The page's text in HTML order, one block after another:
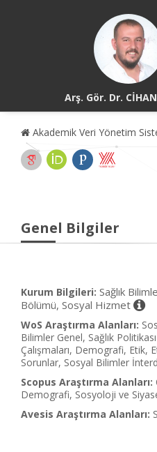
Arş. Gör. Dr.
Akademik Veri Yönetim
Genel Bilgiler
Kurum Bilgileri: Sağlık
Bölümü, Sosyal Hizmet
WoS Araştırma Alanları:
Bilimler Genel, Sağlık
Çalışmaları, Demografi, Etik,
Sorunlar, Sosyal Bilimler
Scopus Araştırma Alanları:
Demografi, Sosyoloji ve
Avesis Araştırma Alanları: